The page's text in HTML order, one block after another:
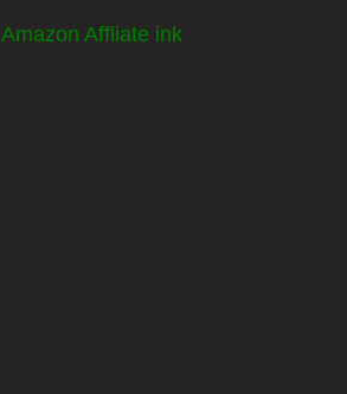
Amazon Affliate ink